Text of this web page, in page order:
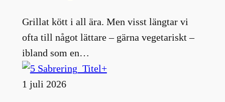
Grillat kött i all ära. Men visst längtar vi
ofta till något lättare – gärna vegetariskt –
ibland som en…
1 juli 2026